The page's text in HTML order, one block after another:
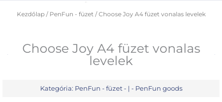
Kezdőlap/ PenFun - füzet/ Choose Joy A4 füzet vonalas levelek
Choose Joy A4 füzet vonalas
levelek
Kategória: PenFun - füzet- | - PenFun goods